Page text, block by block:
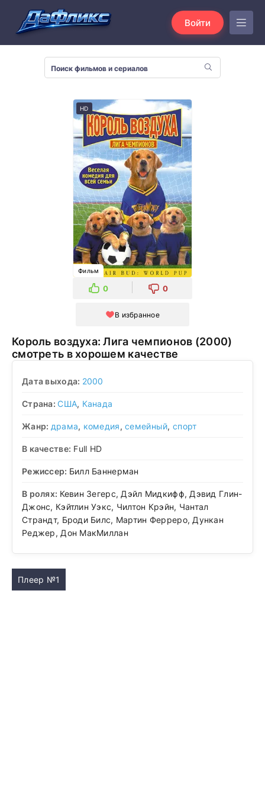
Войти
HD
Фильм
0 0
В избранное
Король воздуха: Лига чемпионов (2000)
смотреть в хорошем качестве
Дата выхода: 2000
Страна:США, Канада
Жанр: драма, комедия,семейный, спорт
В качестве: Full HD
Режиссер: Билл Баннерман
В ролях: Кевин Зегерс, Дэйл Мидкифф, Дэвид Глин-
Джонс, Кэйтлин Уэкс, Чилтон Крэйн, Чантал
Страндт, Броди Билс, Мартин Ферреро, Дункан
Реджер, Дон МакМиллан
Плеер №1